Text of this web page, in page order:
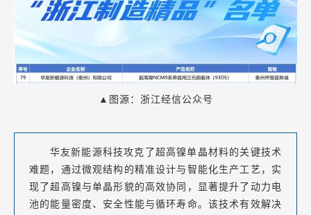
▲图源：浙江经信公众号
华友新能源科技攻克了超高镍单晶材料的关键技术
难题，通过微观结构的精准设计与智能化生产工艺，实
现了超高镍与单晶形貌的高效协同，显著提升了动力电
池的能量密度、安全性能与循环寿命。该技术有效解决